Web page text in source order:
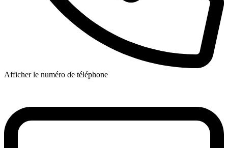
Afficher le numéro de téléphone